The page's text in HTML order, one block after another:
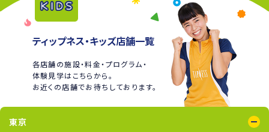
ティップネス・キッズ店舗一覧
各店舗の施設・料金・プログラム・
体験見学はこちらから。
お近くの店舗でお待ちしております。
東京